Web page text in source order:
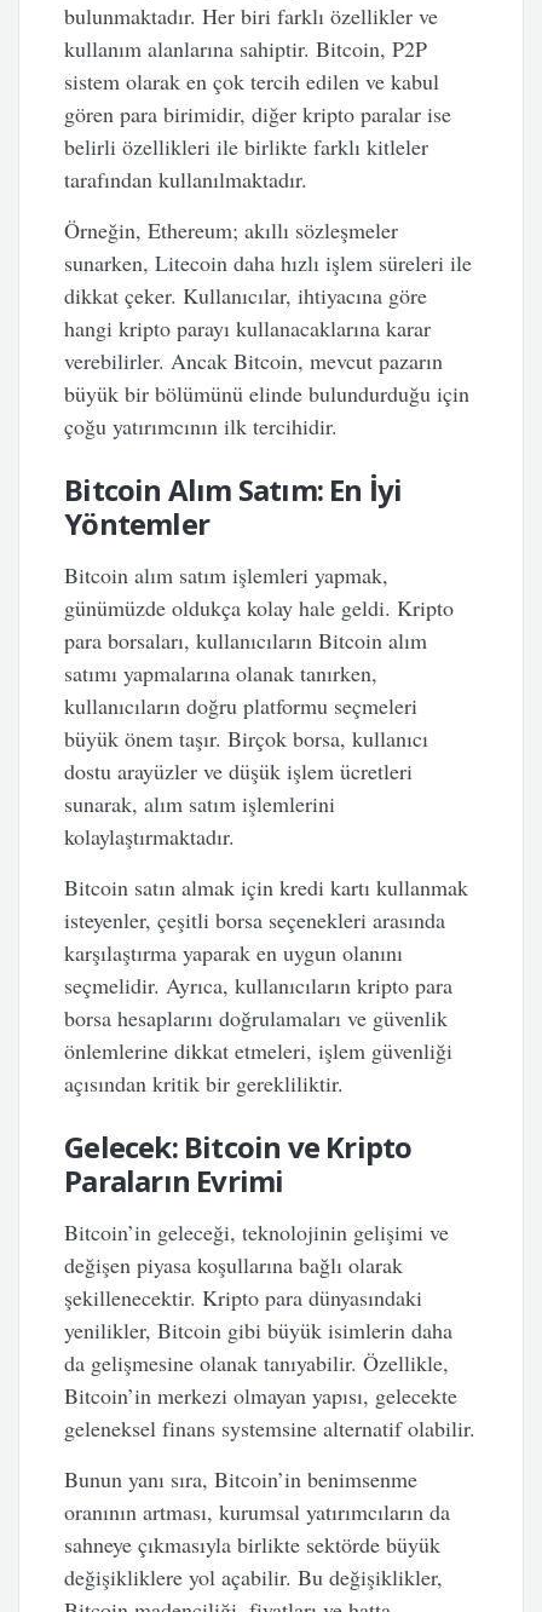
bulunmaktadır. Her biri farklı özellikler ve
kullanım alanlarına sahiptir. Bitcoin, P2P
sistem olarak en çok tercih edilen ve kabul
gören para birimidir, diğer kripto paralar ise
belirli özellikleri ile birlikte farklı kitleler
tarafından kullanılmaktadır.
Örneğin, Ethereum; akıllı sözleşmeler
sunarken, Litecoin daha hızlı işlem süreleri ile
dikkat çeker. Kullanıcılar, ihtiyacına göre
hangi kripto parayı kullanacaklarına karar
verebilirler. Ancak Bitcoin, mevcut pazarın
büyük bir bölümünü elinde bulundurduğu için
çoğu yatırımcının ilk tercihidir.
Bitcoin Alım Satım: En İyi
Yöntemler
Bitcoin alım satım işlemleri yapmak,
günümüzde oldukça kolay hale geldi. Kripto
para borsaları, kullanıcıların Bitcoin alım
satımı yapmalarına olanak tanırken,
kullanıcıların doğru platformu seçmeleri
büyük önem taşır. Birçok borsa, kullanıcı
dostu arayüzler ve düşük işlem ücretleri
sunarak, alım satım işlemlerini
kolaylaştırmaktadır.
Bitcoin satın almak için kredi kartı kullanmak
isteyenler, çeşitli borsa seçenekleri arasında
karşılaştırma yaparak en uygun olanını
seçmelidir. Ayrıca, kullanıcıların kripto para
borsa hesaplarını doğrulamaları ve güvenlik
önlemlerine dikkat etmeleri, işlem güvenliği
açısından kritik bir gerekliliktir.
Gelecek: Bitcoin ve Kripto
Paraların Evrimi
Bitcoin’in geleceği, teknolojinin gelişimi ve
değişen piyasa koşullarına bağlı olarak
şekillenecektir. Kripto para dünyasındaki
yenilikler, Bitcoin gibi büyük isimlerin daha
da gelişmesine olanak tanıyabilir. Özellikle,
Bitcoin’in merkezi olmayan yapısı, gelecekte
geleneksel finans systemsine alternatif olabilir.
Bunun yanı sıra, Bitcoin’in benimsenme
oranının artması, kurumsal yatırımcıların da
sahneye çıkmasıyla birlikte sektörde büyük
değişikliklere yol açabilir. Bu değişiklikler,